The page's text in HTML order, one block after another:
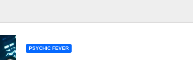
PSYCHIC FEVER